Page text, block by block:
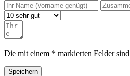
Die mit einem * markierten Felder
Speichern